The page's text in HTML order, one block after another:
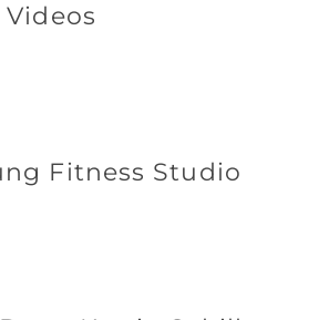
Fitness Studio